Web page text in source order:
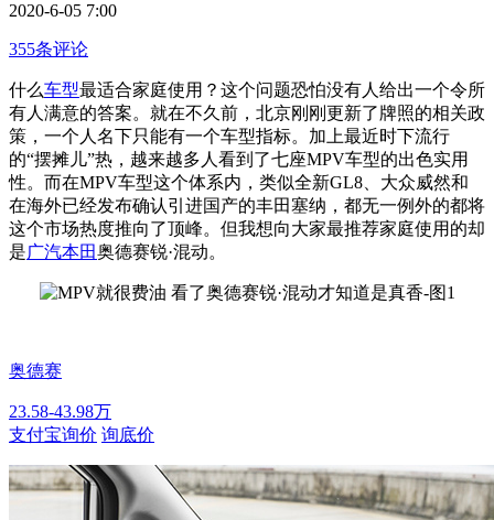
2020-6-05 7:00
355条评论
什么车型最适合家庭使用？这个问题恐怕没有人给出一个令所
有人满意的答案。就在不久前，北京刚刚更新了牌照的相关政
策，一个人名下只能有一个车型指标。加上最近时下流行
的“摆摊儿”热，越来越多人看到了七座MPV车型的出色实用
性。而在MPV车型这个体系内，类似全新GL8、大众威然和
在海外已经发布确认引进国产的丰田塞纳，都无一例外的都将
这个市场热度推向了顶峰。但我想向大家最推荐家庭使用的却
是广汽本田奥德赛锐·混动。
奥德赛
23.58-43.98万
支付宝询价 询底价